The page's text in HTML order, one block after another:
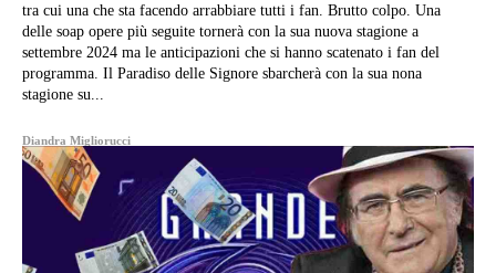
tra cui una che sta facendo arrabbiare tutti i fan. Brutto colpo. Una
delle soap opere più seguite tornerà con la sua nuova stagione a
settembre 2024 ma le anticipazioni che si hanno scatenato i fan del
programma. Il Paradiso delle Signore sbarcherà con la sua nona
stagione su...
Diandra Migliorucci